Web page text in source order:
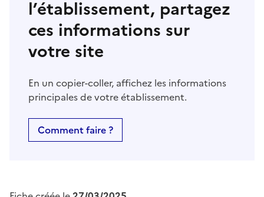
l’établissement, partagez
ces informations sur
votre site
En un copier-coller, affichez les informations
principales de votre établissement.
Comment faire ?